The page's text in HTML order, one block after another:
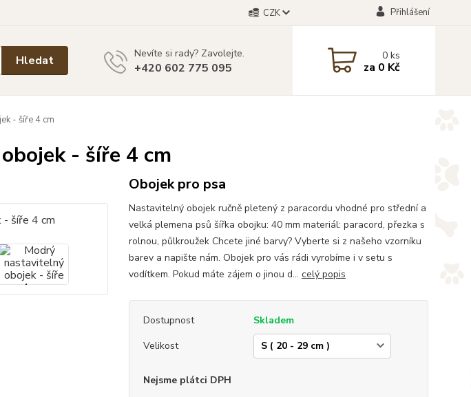
CZK Přihlášení
Hledat Nevíte si rady? Zavolejte.
+420 602 775 095
0ks
za 0 Kč
- šíře 4 cm
- šíře 4 cm
Obojek pro psa
Nastavitelný obojek ručně pletený z paracordu vhodné pro střední a
velká plemena psů šířka obojku: 40 mm materiál: paracord, přezka s
rolnou, půlkroužek Chcete jiné barvy? Vyberte si z našeho vzorníku
barev a napište nám. Obojek pro vás rádi vyrobíme i v setu s
vodítkem. Pokud máte zájem o jinou d... celý popis
Dostupnost
Skladem
Velikost
Nejsme plátci DPH